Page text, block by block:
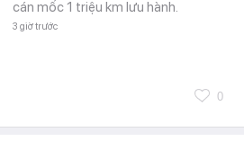
cán mốc 1 triệu km lưu hành.
3 giờ trước
0